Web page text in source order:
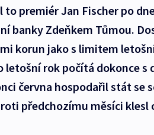
to premiér Jan Fischer po
banky Zdeňkem Tůmou.
korun jako s limitem
letošní rok počítá dokonce
června hospodařil stát se
předchozímu měsíci klesl